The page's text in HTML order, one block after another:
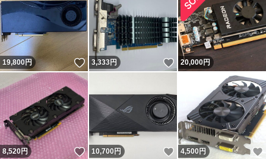
19,800円 いいね！
3,333円 いいね！
20,000円
8,520円 いいね！
10,700円 いいね！
4,500円